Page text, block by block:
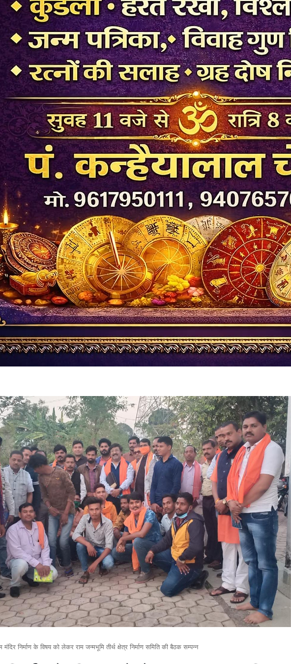
मंदिर निर्माण के विषय को लेकर राम जन्मभूमि तीर्थ क्षेत्र निर्माण समिति की बैठक सम्पन्न